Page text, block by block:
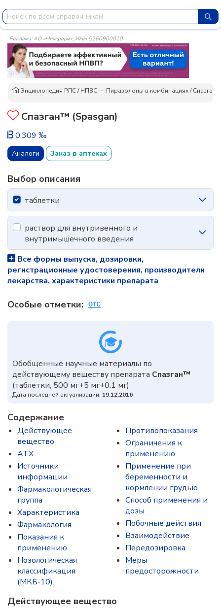
Реклама: АО «Нижфарм», ИНН 5260900010
Энциклопедия РЛС/НПВС — Пиразолоны в комбинациях/Спазган™
Спазган™ (Spasgan)
0.309 ‰
Аналоги Заказ в аптеках
Выбор описания
таблетки
раствор для внутривенного и
внутримышечного введения
Все формы выпуска, дозировки,
регистрационные удостоверения, производители
лекарства, характеристики препарата
Особые отметки:
Обобщенные научные материалы по
действующему веществу препарата Спазган™
(таблетки, 500 мг+5 мг+0.1 мг)
Дата последней актуализации: 19.12.2016
Содержание
Действующее
вещество
ATX
Источники
информации
Фармакологическая
группа
Характеристика
Фармакология
Показания к
применению
Нозологическая
классификация
(МКБ-10)
Противопоказания
Ограничения к
применению
Применение при
беременности и
кормлении грудью
Способ применения и
дозы
Побочные действия
Взаимодействие
Передозировка
Меры
предосторожности
Действующее вещество